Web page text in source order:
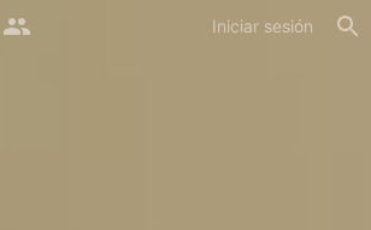
Iniciar sesión